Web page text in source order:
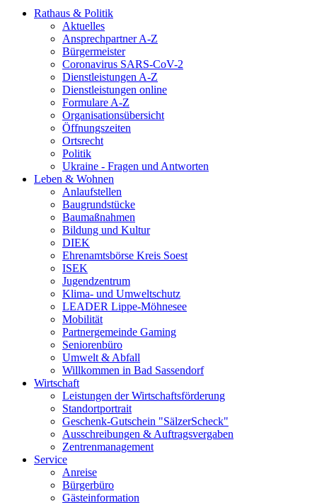
Rathaus & Politik
Aktuelles
Ansprechpartner A-Z
Bürgermeister
Coronavirus SARS-CoV-2
Dienstleistungen A-Z
Dienstleistungen online
Formulare A-Z
Organisationsübersicht
Öffnungszeiten
Ortsrecht
Politik
Ukraine - Fragen und Antworten
Leben & Wohnen
Anlaufstellen
Baugrundstücke
Baumaßnahmen
Bildung und Kultur
DIEK
Ehrenamtsbörse Kreis Soest
ISEK
Jugendzentrum
Klima- und Umweltschutz
LEADER Lippe-Möhnesee
Mobilität
Partnergemeinde Gaming
Seniorenbüro
Umwelt & Abfall
Willkommen in Bad Sassendorf
Wirtschaft
Leistungen der Wirtschaftsförderung
Standortportrait
Geschenk-Gutschein "SälzerScheck"
Ausschreibungen & Auftragsvergaben
Zentrenmanagement
Service
Anreise
Bürgerbüro
Gästeinformation